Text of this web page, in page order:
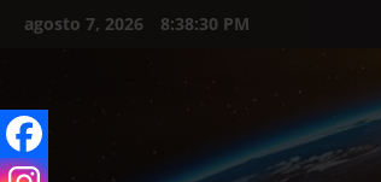
agosto 7, 2026 8:38:31 PM